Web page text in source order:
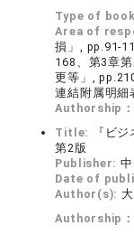
Type of
Area of
損」, pp.91-
168、第3章
更等」,
連結附属明細
Authorship：
Title:
『ビ
第2版
Publisher:
Date of
Author(s):
Authorship：